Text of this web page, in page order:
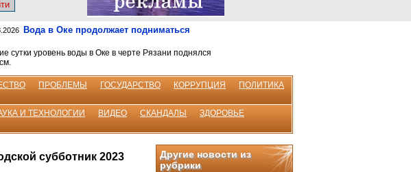
Вода в Оке продолжает подниматься
сутки уровень воды в Оке в черте Рязани поднялся
ПРОБЛЕМЫ ГОСУДАРСТВО КОРРУПЦИЯ
ПОЛИТИКА
И ТЕХНОЛОГИИ ВИДЕО СКАНДАЛЫ
ЗДОРОВЬЕ
субботник 2023
Другие новости из
рубрики